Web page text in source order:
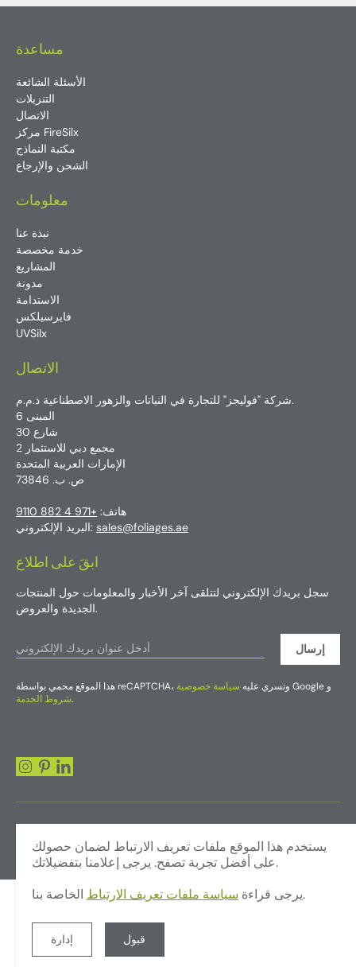
مساعدة
الأسئلة الشائعة
التنزيلات
الاتصال
مركز FireSilx
مكتبة النماذج
الشحن والإرجاع
معلومات
نبذة عنا
خدمة مخصصة
المشاريع
مدونة
الاستدامة
فايرسيلكس
UVSilx
الاتصال
شركة "فوليجز" للتجارة في النباتات والزهور الاصطناعية ذ.م.م.
المبنى 6
شارع 30
مجمع دبي للاستثمار 2
الإمارات العربية المتحدة
ص. ب. 73846
هاتف: +971 4 882 9110
البريد الإلكتروني: sales@foliages.ae
ابقَ على اطلاع
سجل بريدك الإلكتروني لتتلقى آخر الأخبار والمعلومات حول المنتجات
الجديدة والعروض.
إرسال
هذا الموقع محمي بواسطة reCAPTCHA، وتسري عليه سياسة خصوصية
Google و
شروط الخدمة.
الشروط والأحكام
سياسة الخصوصية
يستخدم هذا الموقع ملفات تعريف الارتباط لضمان حصولك
على أفضل تجربة تصفح. يرجى إعلامنا بتفضيلاتك.
يرجى قراءة سياسة ملفات تعريف الارتباط الخاصة بنا.
إدارة قبول